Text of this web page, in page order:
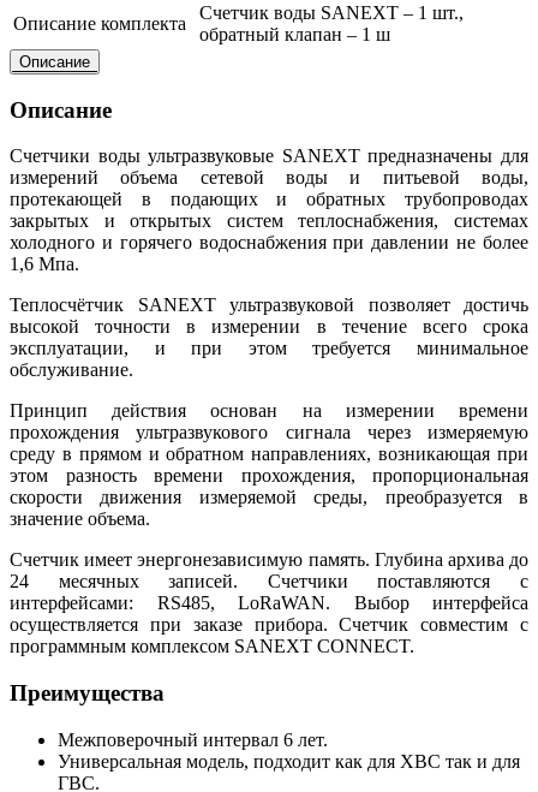
Описание комплекта
Счетчик воды SANEXT – 1 шт.,
обратный клапан – 1 ш
Описание
Описание
Счетчики воды ультразвуковые SANEXT предназначены для
измерений объема сетевой воды и питьевой воды,
протекающей в подающих и обратных трубопроводах
закрытых и открытых систем теплоснабжения, системах
холодного и горячего водоснабжения при давлении не более
1,6 Мпа.
Теплосчётчик SANEXT ультразвуковой позволяет достичь
высокой точности в измерении в течение всего срока
эксплуатации, и при этом требуется минимальное
обслуживание.
Принцип действия основан на измерении времени
прохождения ультразвукового сигнала через измеряемую
среду в прямом и обратном направлениях, возникающая при
этом разность времени прохождения, пропорциональная
скорости движения измеряемой среды, преобразуется в
значение объема.
Счетчик имеет энергонезависимую память. Глубина архива до
24 месячных записей. Счетчики поставляются с
интерфейсами: RS485, LoRaWAN. Выбор интерфейса
осуществляется при заказе прибора. Счетчик совместим с
программным комплексом SANEXT CONNECT.
Преимущества
Межповерочный интервал 6 лет.
Универсальная модель, подходит как для ХВС так и для
ГВС.